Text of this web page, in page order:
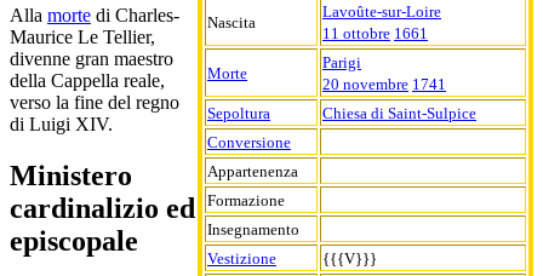
Nascita
Lavoûte-sur-Loire
11 ottobre 1661
Morte
Parigi
20 novembre 1741
Sepoltura
Chiesa di Saint-Sulpice
Conversione
Appartenenza
Formazione
Insegnamento
Vestizione
{{{V}}}
Alla morte di Charles-
Maurice Le Tellier,
divenne gran maestro
della Cappella reale,
verso la fine del regno
di Luigi XIV.
Ministero
cardinalizio ed
episcopale